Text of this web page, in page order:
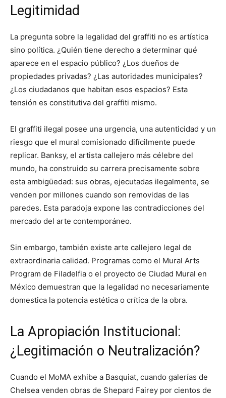
Legitimidad
La pregunta sobre la legalidad del graffiti no es artística
sino política. ¿Quién tiene derecho a determinar qué
aparece en el espacio público? ¿Los dueños de
propiedades privadas? ¿Las autoridades municipales?
¿Los ciudadanos que habitan esos espacios? Esta
tensión es constitutiva del graffiti mismo.
El graffiti ilegal posee una urgencia, una autenticidad y un
riesgo que el mural comisionado difícilmente puede
replicar. Banksy, el artista callejero más célebre del
mundo, ha construido su carrera precisamente sobre
esta ambigüedad: sus obras, ejecutadas ilegalmente, se
venden por millones cuando son removidas de las
paredes. Esta paradoja expone las contradicciones del
mercado del arte contemporáneo.
Sin embargo, también existe arte callejero legal de
extraordinaria calidad. Programas como el Mural Arts
Program de Filadelfia o el proyecto de Ciudad Mural en
México demuestran que la legalidad no necesariamente
domestica la potencia estética o crítica de la obra.
La Apropiación Institucional:
¿Legitimación o Neutralización?
Cuando el MoMA exhibe a Basquiat, cuando galerías de
Chelsea venden obras de Shepard Fairey por cientos de